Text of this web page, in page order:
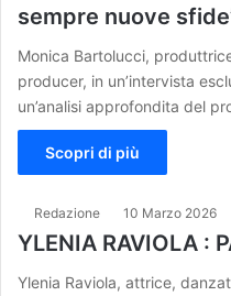
sempre nuove
Monica Bartolucci,
producer, in un’intervista
un’analisi approfondita del
Scopri di più
Redazione 10 Marzo 2026
YLENIA RAVIOLA :
Ylenia Raviola, attrice,